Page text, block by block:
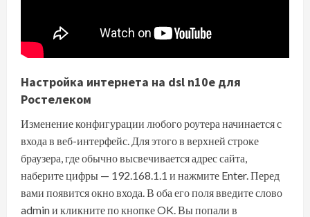
Настройка интернета на dsl n10e для
Ростелеком
Изменение конфигурации любого роутера начинается с
входа в веб-интерфейс. Для этого в верхней строке
браузера, где обычно высвечивается адрес сайта,
наберите цифры — 192.168.1.1 и нажмите Enter. Перед
вами появится окно входа. В оба его поля введите слово
admin и кликните по кнопке OK. Вы попали в